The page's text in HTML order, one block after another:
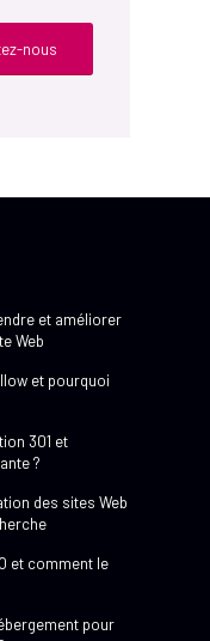
nous
et améliorer
Web
et pourquoi
301 et
?
des sites Web
et comment le
pour